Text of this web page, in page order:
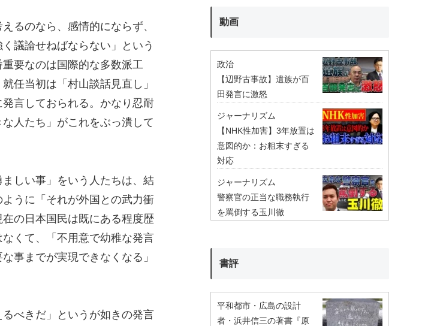
るのなら、感情的にならず、
議論せねばならない」という
要なのは国際的な多数派工
任当初は「村山談話見直し」
言しておられる。かなり忍耐
人たち」がこれをぶっ潰して
しい事」をいう人たちは、結
うに「それが外国との武力衝
の日本国民は既にある程度歴
くて、「不用意で幼稚な発言
事までが実現できなくなる」
べきだ」というが如きの発言
動画
政治
【辺野古事故】遺族が百
田発言に激怒
ジャーナリズム
【NHK性加害】3年放置は
意図的か：お粗末すぎる
対応
ジャーナリズム
警察官の正当な職務執行
を罵倒する玉川徹
書評
平和都市・広島の設計
者・浜井信三の著書『原